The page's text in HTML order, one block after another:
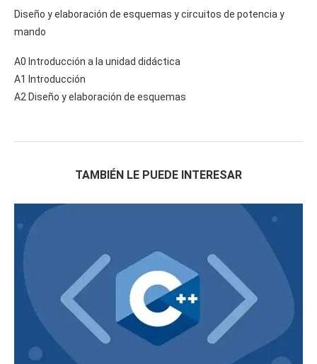
Diseño y elaboración de esquemas y circuitos de potencia y
mando
A0 Introducción a la unidad didáctica
A1 Introducción
A2 Diseño y elaboración de esquemas
TAMBIÉN LE PUEDE INTERESAR